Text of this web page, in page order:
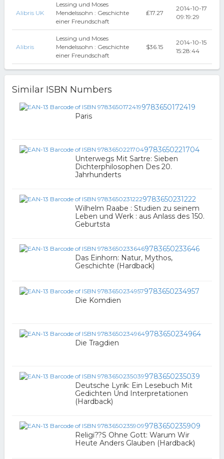
Alibris UK
Lessing und Moses
Mendelssohn : Geschichte
einer Freundschaft
₤17.27
2014-10-17
09:19:29
Alibris
Lessing und Moses
Mendelssohn : Geschichte
einer Freundschaft
$36.15
2014-10-15
15:28:44
Similar ISBN Numbers
9783650172419
Paris
9783650221704
Unterwegs Mit Sartre: Sieben
Dichterphilosophen Des 20.
Jahrhunderts
9783650231222
Wilhelm Raabe : Studien zu seinem
Leben und Werk : aus Anlass des 150.
Geburtsta
9783650233646
Das Einhorn: Natur, Mythos,
Geschichte (Hardback)
9783650234957
Die Komdien
9783650234964
Die Tragdien
9783650235039
Deutsche Lyrik: Ein Lesebuch Mit
Gedichten Und Interpretationen
(Hardback)
9783650235909
Religi??S Ohne Gott: Warum Wir
Heute Anders Glauben (Hardback)